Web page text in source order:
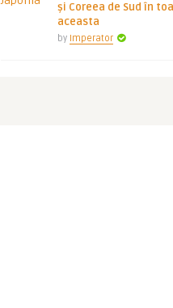
și Coreea de Sud în
aceasta
by Imperator